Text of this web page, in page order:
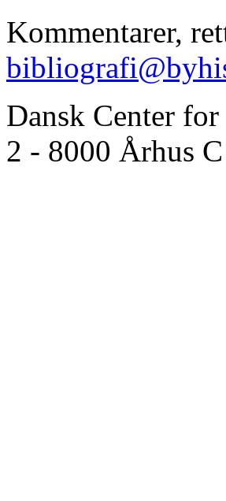
Kommentarer,
Dansk Center
2 - 8000 Århus